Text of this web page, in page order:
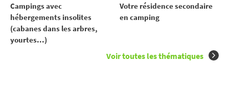
Campings avec
hébergements insolites
(cabanes dans les arbres,
yourtes...)
Votre résidence secondaire
en camping
Voir toutes les thématiques